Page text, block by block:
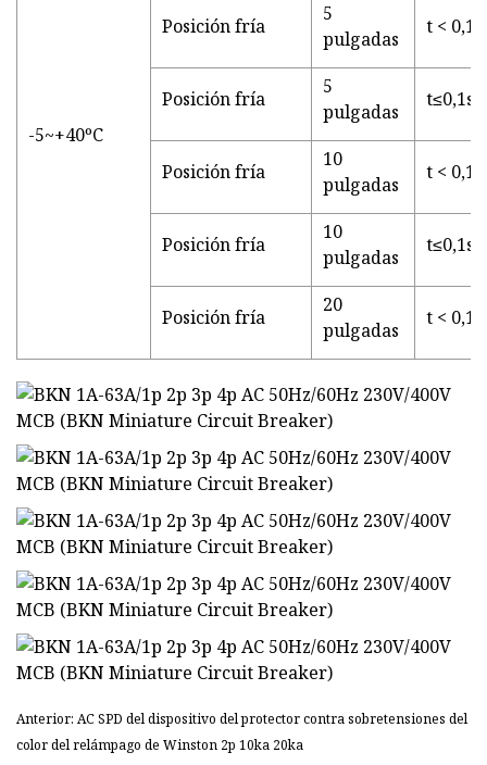
-5~+40ºC
Posición fría
5
pulgadas
t < 0,1 s
Posición fría
5
pulgadas
t≤0,1s
Posición fría
10
pulgadas
t < 0,1 s
Posición fría
10
pulgadas
t≤0,1s
Posición fría
20
pulgadas
t < 0,1 s
Anterior: AC SPD del dispositivo del protector contra sobretensiones del
color del relámpago de Winston 2p 10ka 20ka